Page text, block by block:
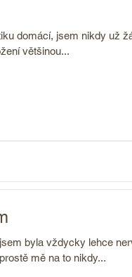
domácí, jsem nikdy už
většinou...
byla vždycky lehce
mě na to nikdy...